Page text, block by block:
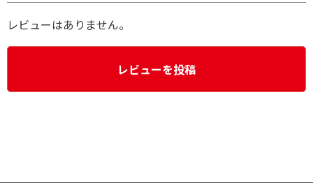
レビューはありません。
レビューを投稿